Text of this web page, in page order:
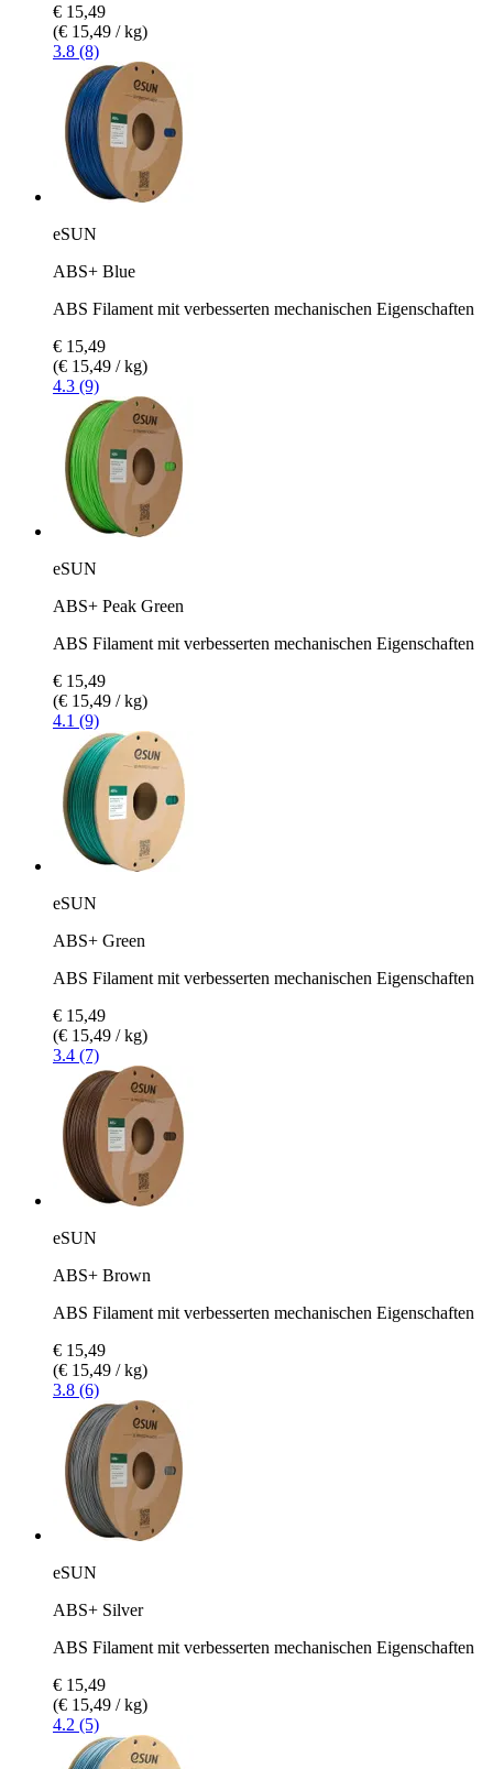
€ 15,49
(€ 15,49 / kg)
3.8 (8)
eSUN
ABS+ Blue
ABS Filament mit verbesserten mechanischen Eigenschaften
€ 15,49
(€ 15,49 / kg)
4.3 (9)
eSUN
ABS+ Peak Green
ABS Filament mit verbesserten mechanischen Eigenschaften
€ 15,49
(€ 15,49 / kg)
4.1 (9)
eSUN
ABS+ Green
ABS Filament mit verbesserten mechanischen Eigenschaften
€ 15,49
(€ 15,49 / kg)
3.4 (7)
eSUN
ABS+ Brown
ABS Filament mit verbesserten mechanischen Eigenschaften
€ 15,49
(€ 15,49 / kg)
3.8 (6)
eSUN
ABS+ Silver
ABS Filament mit verbesserten mechanischen Eigenschaften
€ 15,49
(€ 15,49 / kg)
4.2 (5)